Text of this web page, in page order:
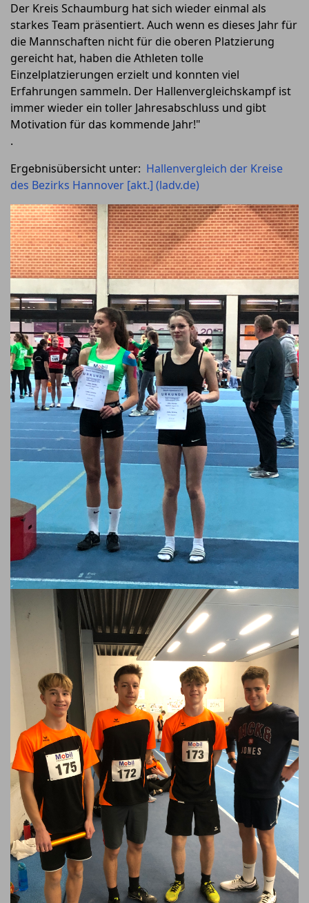
Der Kreis Schaumburg hat sich wieder einmal als
starkes Team präsentiert. Auch wenn es dieses Jahr für
die Mannschaften nicht für die oberen Platzierung
gereicht hat, haben die Athleten tolle
Einzelplatzierungen erzielt und konnten viel
Erfahrungen sammeln. Der Hallenvergleichskampf ist
immer wieder ein toller Jahresabschluss und gibt
Motivation für das kommende Jahr!"
.
Ergebnisübersicht unter: Hallenvergleich der Kreise
des Bezirks Hannover [akt.] (ladv.de)